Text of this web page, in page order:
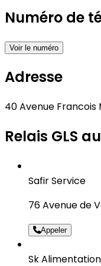
Numéro de
Voir le numéro
Adresse
40 Avenue
Relais GLS
Safir Service
76 Avenue de
Appeler
Sk